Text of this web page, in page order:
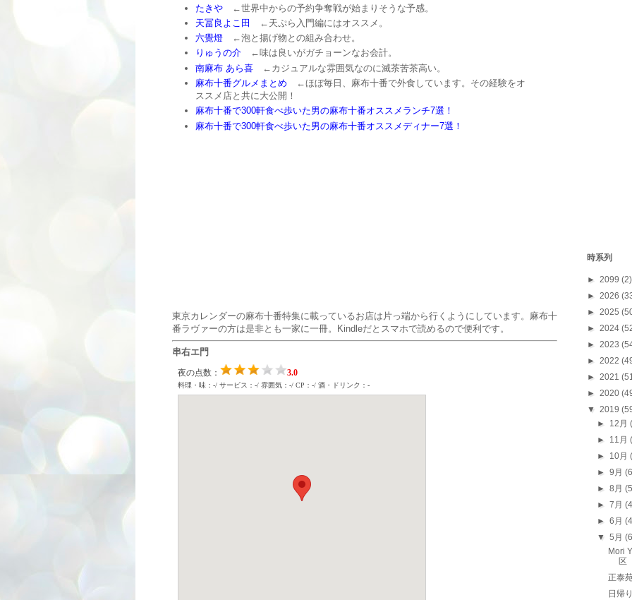
たきや ←世界中からの予約争奪戦が始まりそうな予感。
天冨良よこ田
←天ぷら入門編にはオススメ。
六覺燈 ←泡と揚げ物との組み合わせ。
りゅうの介 ←味は良いがガチョーンなお会計。
南麻布 あら喜 ←カジュアルな雰囲気なのに滅茶苦茶高い。
麻布十番グルメまとめ ←ほぼ毎日、麻布十番で外食しています。その経験をオ
ススメ店と共に大公開！
麻布十番で300軒食べ歩いた男の麻布十番オススメランチ7選！
麻布十番で300軒食べ歩いた男の麻布十番オススメディナー7選！
東京カレンダーの麻布十番特集に載っているお店は片っ端から行くようにしています。麻布十
番ラヴァーの方は是非とも一家に一冊。Kindleだとスマホで読めるので便利です。
串右エ門
時系列
► 2099 (2)
► 2026
► 2025
► 2024
► 2023
► 2022
► 2021
► 2020
▼ 2019
► 12月
► 11月
► 10月
►9月
►8月
►7月
►6月
▼5月
Mori
区
正泰
日帰